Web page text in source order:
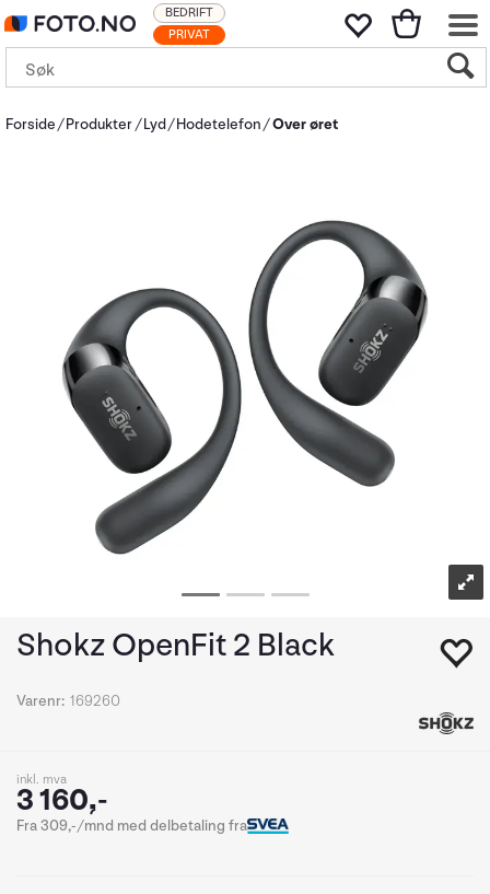
PRIVAT
BEDRIFT
Forside Produkter Lyd Hodetelefon Over øret
Shokz OpenFit 2 Black
Varenr: 169260
inkl. mva
3 160,-
Fra 309,-/mnd med delbetaling fra